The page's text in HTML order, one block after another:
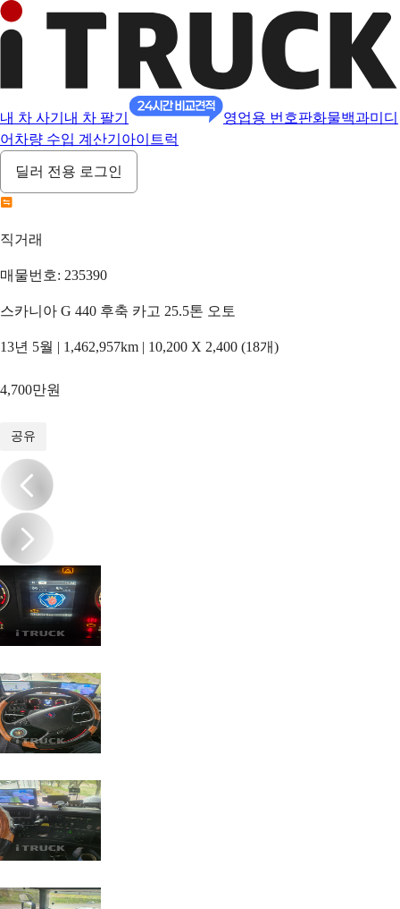
내 차 사기 내 차 팔기 영업용 번호판화물백과미디
어 차량 수입 계산기 아이트럭
딜러 전용 로그인
직거래
매물번호: 235390
스카니아 G 440 후축 카고 25.5톤 오토
13년 5월 | 1,462,957km | 10,200 X 2,400 (18개)
4,700만원
공유
/16